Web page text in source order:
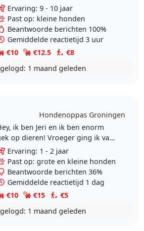
af en toe op te passen! Sven is
gecastreerd boomerreutje van
jaar en nog..
Ervaring: 9 - 10 jaar
Past op: kleine honden
Beantwoorde berichten 100%
Gemiddelde reactietijd 3 uur
€10
€12.5
€8
1 maand geleden
Hondenoppas Groningen
ik ben Jeri en ik ben enorm
op dieren! Vroeger ging ik vaak
husky van mijn buurvrouw
achter elkaar wandelen, wat ik
leuk vond.
Ervaring: 1 - 2 jaar
Past op: grote en kleine honden
Beantwoorde berichten 36%
Gemiddelde reactietijd 1 dag
€10
€15
€5
1 maand geleden